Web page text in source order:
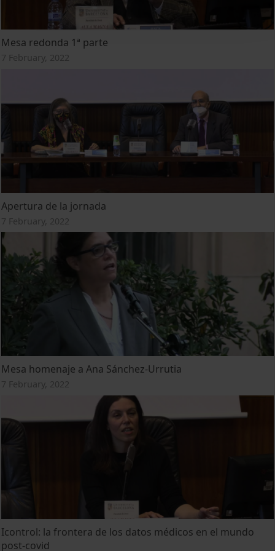
Mesa redonda 1ª parte
7 February, 2022
Apertura de la jornada
7 February, 2022
Mesa homenaje a Ana Sánchez-Urrutia
7 February, 2022
Icontrol: la frontera de los datos médicos en el mundo
post-covid